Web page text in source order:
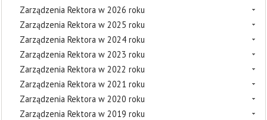
Zarządzenia Rektora w 2026 roku
Zarządzenia Rektora w 2025 roku
Zarządzenia Rektora w 2024 roku
Zarządzenia Rektora w 2023 roku
Zarządzenia Rektora w 2022 roku
Zarządzenia Rektora w 2021 roku
Zarządzenia Rektora w 2020 roku
Zarządzenia Rektora w 2019 roku